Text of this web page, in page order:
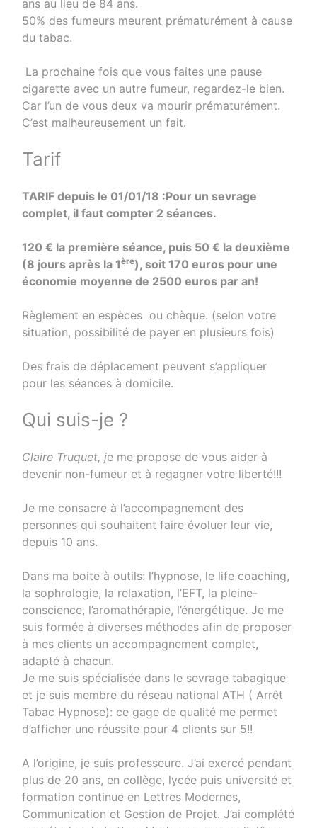
ans au lieu de 84 ans.
50% des fumeurs meurent prématurément à cause
du tabac.
La prochaine fois que vous faites une pause
cigarette avec un autre fumeur, regardez-le bien.
Car l’un de vous deux va mourir prématurément.
C’est malheureusement un fait.
Tarif
TARIF depuis le 01/01/18 :Pour un sevrage
complet, il faut compter 2 séances.
120 € la première séance, puis 50 € la deuxième
(8 jours après la 1ère), soit 170 euros pour une
économie moyenne de 2500 euros par an!
Règlement en espèces ou chèque. (selon votre
situation, possibilité de payer en plusieurs fois)
Des frais de déplacement peuvent s’appliquer
pour les séances à domicile.
Qui suis-je ?
Claire Truquet, je me propose de vous aider à
devenir non-fumeur et à regagner votre liberté!!!
Je me consacre à l’accompagnement des
personnes qui souhaitent faire évoluer leur vie,
depuis 10 ans.
Dans ma boite à outils: l’hypnose, le life coaching,
la sophrologie, la relaxation, l’EFT, la pleine-
conscience, l’aromathérapie, l’énergétique. Je me
suis formée à diverses méthodes afin de proposer
à mes clients un accompagnement complet,
adapté à chacun.
Je me suis spécialisée dans le sevrage tabagique
et je suis membre du réseau national ATH ( Arrêt
Tabac Hypnose): ce gage de qualité me permet
d’afficher une réussite pour 4 clients sur 5!!
A l’origine, je suis professeure. J’ai exercé pendant
plus de 20 ans, en collège, lycée puis université et
formation continue en Lettres Modernes,
Communication et Gestion de Projet. J’ai complété